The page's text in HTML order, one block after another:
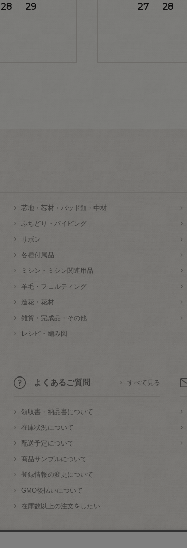
28 29 27 28
芯地・芯材・パッド類・中材
ふちどり・パイピング
リボン
各種付属品
ミシン・ミシン関連用品
羊毛・フェルティング
造花・花材
雑貨・完成品・その他
レシピ・編み図
よくあるご質問 すべて見る
領収書・納品書について
在庫状況について
配送予定について
商品サンプルについて
登録情報の変更について
GMO後払いについて
在庫数以上の注文をしたい